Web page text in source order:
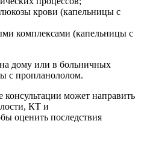
крови (капельницы с
комплексами (капельницы с
дому или в больничных
с пропланололом.
может направить
КТ и
оценить последствия